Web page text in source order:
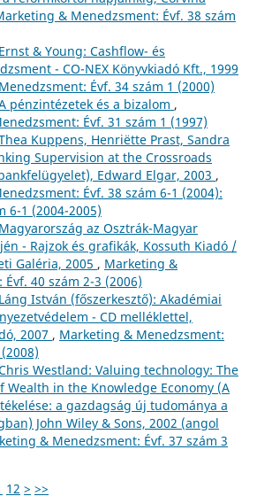
& Menedzsment: Évf. 38 szám
Ernst & Young: Cashflow- és
- CO-NEX Könyvkiadó Kft., 1999
Évf. 34 szám 1 (2000)
pénzintézetek és a bizalom ,
Évf. 31 szám 1 (1997)
Kuppens, Henriëtte Prast, Sandra
Supervision at the Crossroads
Edward Elgar, 2003 ,
Évf. 38 szám 6-1 (2004):
6-1 (2004-2005)
Magyarország az Osztrák-Magyar
- Rajzok és grafikák, Kossuth Kiadó /
Galéria, 2005 , Marketing &
40 szám 2-3 (2006)
Láng István (főszerkesztő): Akadémiai
- CD melléklettel,
2007 , Marketing & Menedzsment:
Westland: Valuing technology: The
Wealth in the Knowledge Economy (A
a gazdagság új tudománya a
John Wiley & Sons, 2002 (angol
& Menedzsment: Évf. 37 szám 3
12 > >>